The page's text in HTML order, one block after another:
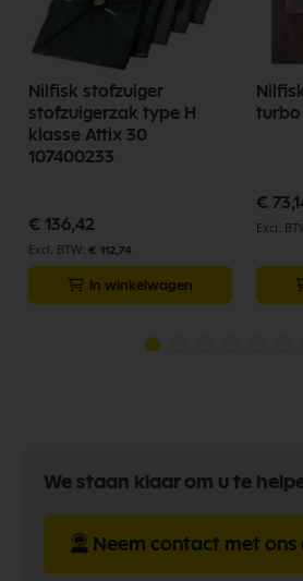
Nilfisk stofzuiger
stofzuigerzak type H
klasse Attix 30
107400233
€ 136,42
€ 112,74
In winkelwagen
€
We staan klaar om u te
Neem contact met ons